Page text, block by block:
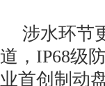
涉水环节
道，IP68级
业首创制动